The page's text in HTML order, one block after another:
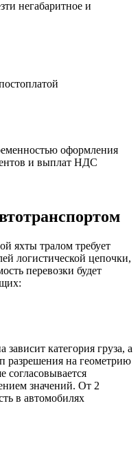
негабаритное и
оформления
и выплат НДС
яхты тралом требует
логистической цепочки,
перевозки будет
категория груза, а
разрешения на геометрию
согласовывается
значений. От 2
в автомобилях